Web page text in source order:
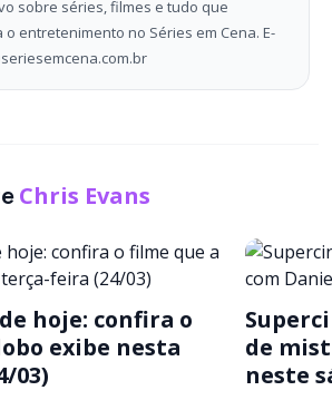
sobre séries, filmes e tudo que
o entretenimento no Séries em Cena. E-
Chris Evans
hoje: confira o
exibe nesta
03)
de
neste